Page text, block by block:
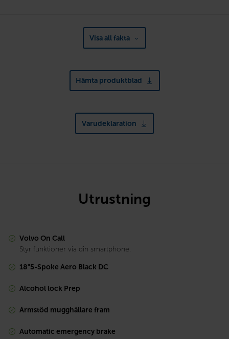
Visa all fakta
Hämta produktblad
Varudeklaration
Utrustning
Volvo On Call
Styr funktioner via din smartphone.
18"5-Spoke Aero Black DC
Alcohol lock Prep
Armstöd mugghållare fram
Automatic emergency brake